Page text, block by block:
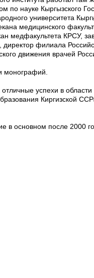
по науке Кыргызского
университета
медицинского
медфакультета КРСУ,
филиала
движения врачей
монографий.
успехи в
Киргизской
в основном после 2000